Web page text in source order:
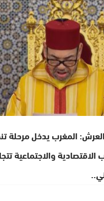
المغرب يدخل مرحلة
والاجتماعية